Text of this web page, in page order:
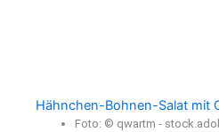
Hähnchen-Bohnen-Salat mit
Foto: © qwartm -